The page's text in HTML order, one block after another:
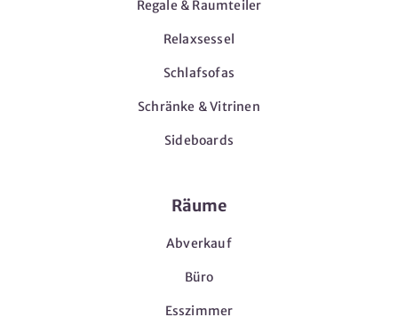
Regale & Raumteiler
Relaxsessel
Schlafsofas
Schränke & Vitrinen
Sideboards
Räume
Abverkauf
Büro
Esszimmer